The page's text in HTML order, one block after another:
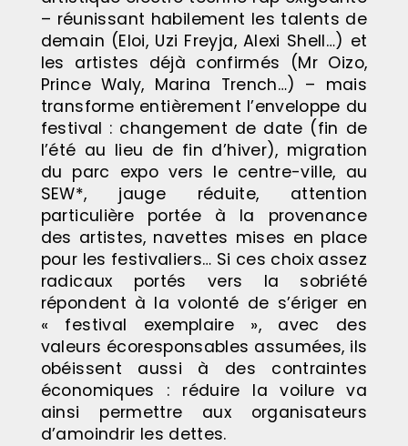
– réunissant habilement les talents de
demain (Eloi, Uzi Freyja, Alexi Shell…) et
les artistes déjà confirmés (Mr Oizo,
Prince Waly, Marina Trench…) – mais
transforme entièrement l’enveloppe du
festival : changement de date (fin de
l’été au lieu de fin d’hiver), migration
du parc expo vers le centre-ville, au
SEW*, jauge réduite, attention
particulière portée à la provenance
des artistes, navettes mises en place
pour les festivaliers… Si ces choix assez
radicaux portés vers la sobriété
répondent à la volonté de s’ériger en
« festival exemplaire », avec des
valeurs écoresponsables assumées, ils
obéissent aussi à des contraintes
économiques : réduire la voilure va
ainsi permettre aux organisateurs
d’amoindrir les dettes.